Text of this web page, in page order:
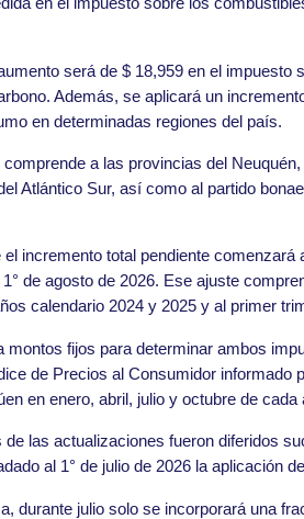
será de $ 18,959 en el
Además, se aplicará un
en determinadas regiones del país.
a las provincias del
Atlántico Sur, así como al partido
incremento total pendiente
de agosto de 2026. Ese ajuste
calendario 2024 y 2025 y al primer
montos fijos para determinar ambos
de Precios al Consumidor informado
en enero, abril, julio y octubre de cada
de las actualizaciones fueron diferidos
al 1° de julio de 2026 la aplicación
durante julio solo se incorporará una